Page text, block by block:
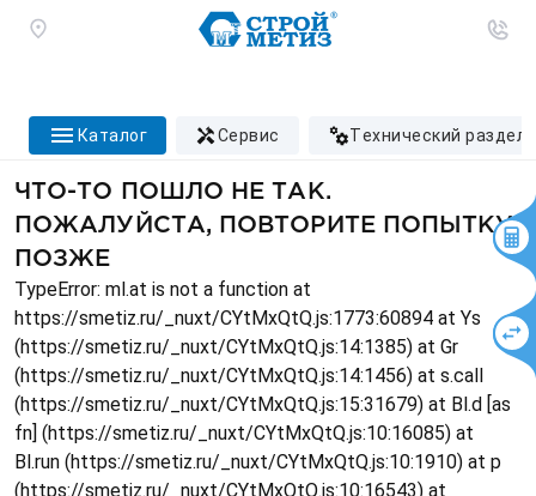
каталог сервис технический раздел
ЧТО-ТО ПОШЛО НЕ ТАК.
ПОЖАЛУЙСТА, ПОВТОРИТЕ ПОПЫТКУ
ПОЗЖЕ
TypeError: ml.at is not a function at
https://smetiz.ru/_nuxt/CYtMxQtQ.js:1773:60894 at Ys
(https://smetiz.ru/_nuxt/CYtMxQtQ.js:14:1385) at Gr
(https://smetiz.ru/_nuxt/CYtMxQtQ.js:14:1456) at s.call
(https://smetiz.ru/_nuxt/CYtMxQtQ.js:15:31679) at Bl.d [as
fn] (https://smetiz.ru/_nuxt/CYtMxQtQ.js:10:16085) at
Bl.run (https://smetiz.ru/_nuxt/CYtMxQtQ.js:10:1910) at p
(https://smetiz.ru/_nuxt/CYtMxQtQ.js:10:16543) at